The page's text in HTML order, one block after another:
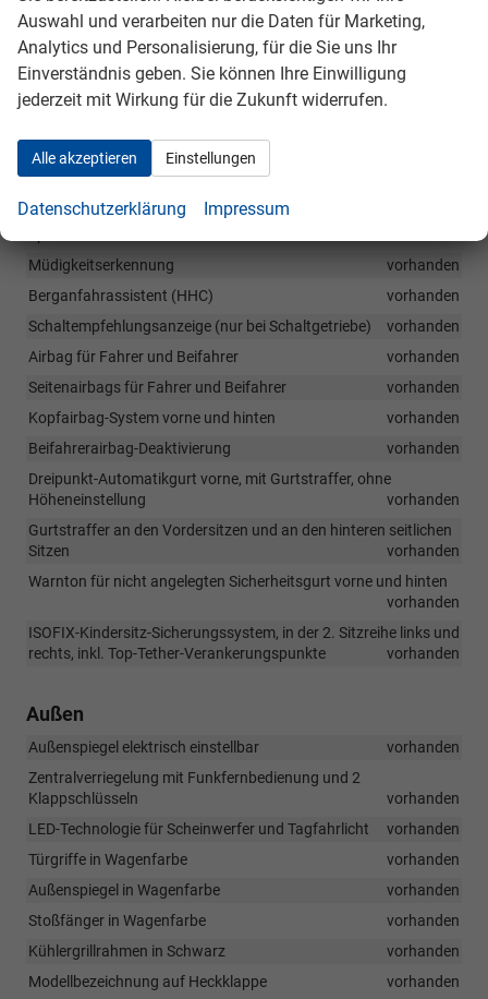
Elektronische Stabilitätskontrolle (ESC) inkl. Antiblockiersystem
(ABS) mit elektronischer Bremskraftverteilung (EBV),
Antriebsschlupfregelung (ASR), hydraulischem
Bremsassistenten (HBA), Differentialsperre (XDS nur für 1.0TSI
und 1.5TSI)
Umfeldbeobachtungssystem „Front Assist“ mit City-
Müdigkeitserkennung
vorhanden
Berganfahrassistent (HHC)
vorhanden
Schaltempfehlungsanzeige (nur bei Schaltgetriebe)
vorhanden
Airbag für Fahrer und Beifahrer
vorhanden
Seitenairbags für Fahrer und Beifahrer
vorhanden
Kopfairbag-System vorne und hinten
vorhanden
Beifahrerairbag-Deaktivierung
vorhanden
Dreipunkt-Automatikgurt vorne, mit Gurtstraffer, ohne
Höheneinstellung
vorhanden
Gurtstraffer an den Vordersitzen und an den hinteren seitlichen
Sitzen
vorhanden
Warnton für nicht angelegten Sicherheitsgurt vorne und hinten
vorhanden
ISOFIX-Kindersitz-Sicherungssystem, in der 2. Sitzreihe links und
rechts, inkl. Top-Tether-Verankerungspunkte
vorhanden
Außen
Außenspiegel elektrisch einstellbar
vorhanden
Zentralverriegelung mit Funkfernbedienung und 2
Klappschlüsseln
vorhanden
LED-Technologie für Scheinwerfer und Tagfahrlicht
vorhanden
Türgriffe in Wagenfarbe
vorhanden
Außenspiegel in Wagenfarbe
vorhanden
Stoßfänger in Wagenfarbe
vorhanden
Kühlergrillrahmen in Schwarz
vorhanden
Modellbezeichnung auf Heckklappe
vorhanden
Auswahl und verarbeiten nur die Daten für Marketing,
Analytics und Personalisierung, für die Sie uns Ihr
Einverständnis geben. Sie können Ihre Einwilligung
jederzeit mit Wirkung für die Zukunft widerrufen.
Alle akzeptieren Einstellungen
Datenschutzerklärung Impressum